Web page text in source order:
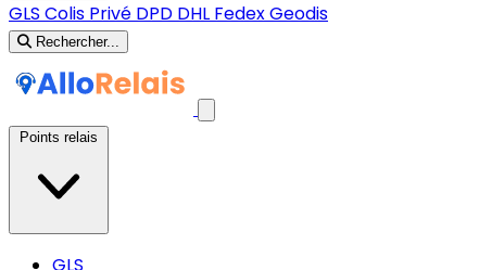
GLS Colis Privé DPD DHL FedexGeodis
Rechercher...